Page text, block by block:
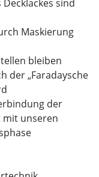
sind
Maskierung
bleiben
der „Faradaysche
der
mit unseren